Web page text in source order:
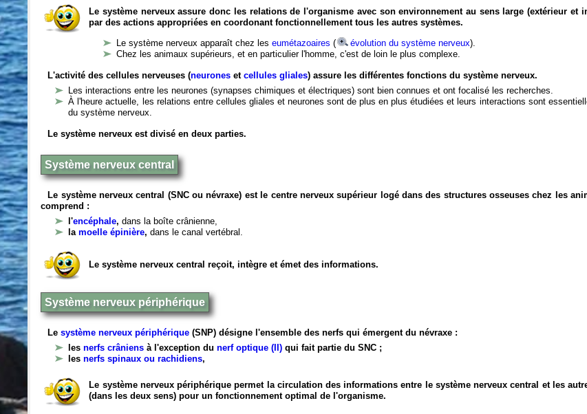
Le système nerveux assure donc les relations de l'organisme avec son environnement au sens large (extérieur et
par des actions appropriées en coordonant fonctionnellement tous les autres systèmes.
Le système nerveux apparaît chez leseumétazoaires ( évolution du système nerveux).
Chez les animaux supérieurs, et en particulier l'homme, c'est de loin le plus complexe.
L'activité des cellules nerveuses (neurones etcellules gliales) assure les différentes fonctions du système nerveux.
Les interactions entre les neurones (synapses chimiques et électriques) sont bien connues et ont focalisé les recherches.
À l'heure actuelle, les relations entre cellules gliales et neurones sont de plus en plus étudiées et leurs interactions sont
du système nerveux.
Le système nerveux est divisé en deux parties.
Système nerveux central
Le système nerveux central (SNC ou névraxe) est le centre nerveux supérieur logé dans des structures osseuses chez les
comprend :
l'encéphale,dans la boîte crânienne,
lamoelle épinière,dans le canal vertébral.
Le système nerveux central reçoit, intègre et émet des informations.
Système nerveux périphérique
Lesystème nerveux périphérique (SNP) désigne l'ensemble des nerfs qui émergent du névraxe :
lesnerfs crâniens à l'exception du nerf optique (II) qui fait partie du SNC ;
lesnerfs spinaux ou rachidiens,
Le système nerveux périphérique permet la circulation des informations entre le système nerveux central et les
(dans les deux sens) pour un fonctionnement optimal de l'organisme.